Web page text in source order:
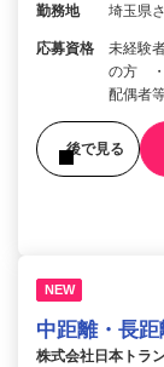
勤務地 埼玉県
応募資格
未経験
の方 ・
配偶者
後で見る
NEW
中距離・長
株式会社日本トラ